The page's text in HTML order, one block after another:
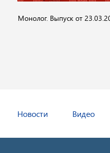
Монолог. Выпуск от
Новости Видео